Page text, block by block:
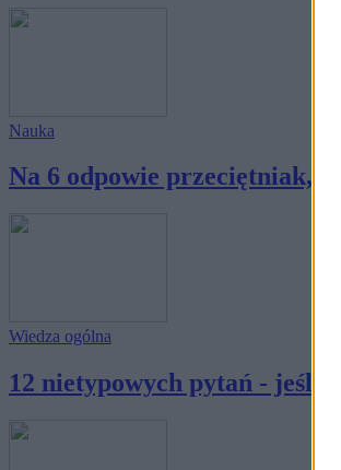
Nauka
Na 6 odpowie przeciętniak,
Wiedza ogólna
12 nietypowych pytań - jeśli